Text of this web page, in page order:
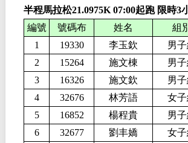
半程馬拉松21.0975K 07:00起跑 限時3
編號
號碼布 姓名
組
1
19330 李玉欽
男
2
15264 施文棟
男
3
16326 施文欽
男
4
32676 林芳語
女
5
16852 楊程貴
男
6
32677 劉丰嬌
女